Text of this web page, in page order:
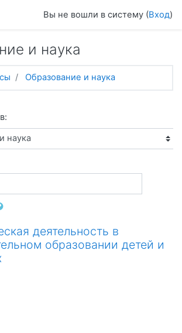
Вы не вошли в систему (Вход)
и наука
Образование и наука
деятельность в
образовании детей и